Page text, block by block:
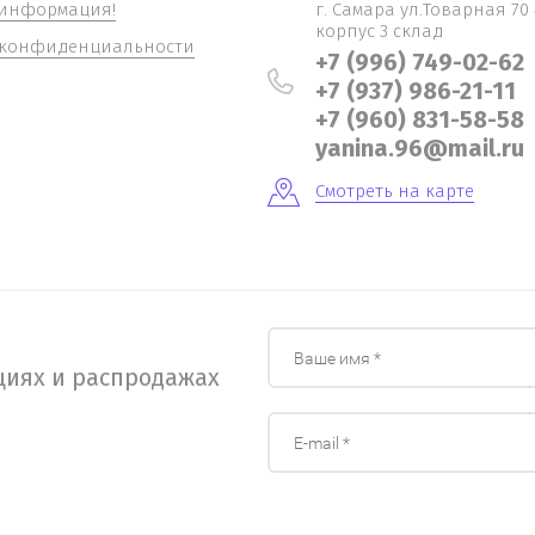
г. Самара ул.Товарная 70
корпус 3 склад
+7 (996) 749-02-62
+7 (937) 986-21-11
+7 (960) 831-58-58
yanina.96@mail.ru
Смотреть на карте
и распродажах